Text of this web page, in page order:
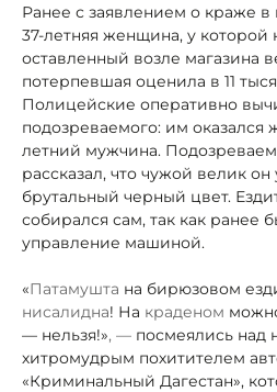
Ранее с заявлением о краже
37-летняя женщина, у которой
оставленный возле магазина
потерпевшая оценила в 11
Полицейские оперативно
подозреваемого: им оказался
летний мужчина.
рассказал, что чужой велик
брутальный черный цвет.
собирался сам, так как ранее
управление машиной.
«Патамушта на бирюзовом
нисалидна! На краденом
— нельзя!», — посмеялись над
хитромудрым похитителем
«Криминальный Дагестан»,